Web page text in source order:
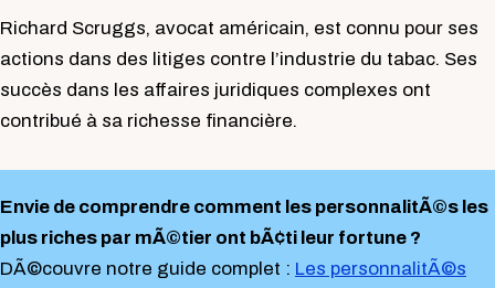
Richard Scruggs, avocat américain, est connu pour ses
actions dans des litiges contre l’industrie du tabac. Ses
succès dans les affaires juridiques complexes ont
contribué à sa richesse financière.
Envie de comprendre comment les personnalitÃ©s les
plus riches par mÃ©tier ont bÃ¢ti leur fortune ?
DÃ©couvre notre guide complet : Les personnalitÃ©s